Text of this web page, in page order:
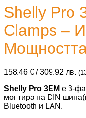
Shelly Pro
Clamps –
158.46 € / 309.92 лв. (
Shelly Pro 3EM е 3-
монтира на DIN
Bluetooth и LAN.